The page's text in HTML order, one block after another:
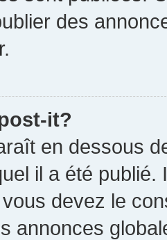
des
it?
en dessous
il a été
devez le
annonces